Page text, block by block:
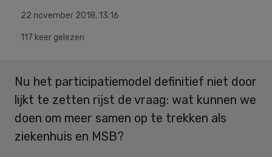
22 november 2018, 13:16
117 keer gelezen
Nu het participatiemodel definitief niet door
lijkt te zetten rijst de vraag: wat kunnen we
doen om meer samen op te trekken als
ziekenhuis en MSB?